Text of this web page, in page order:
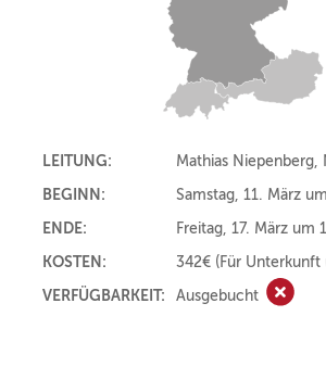
LEITUNG:
Mathias
BEGINN:
Samstag, 11. März
ENDE:
Freitag, 17. März um
KOSTEN:
342€ (Für
VERFÜGBARKEIT:
Ausgebucht